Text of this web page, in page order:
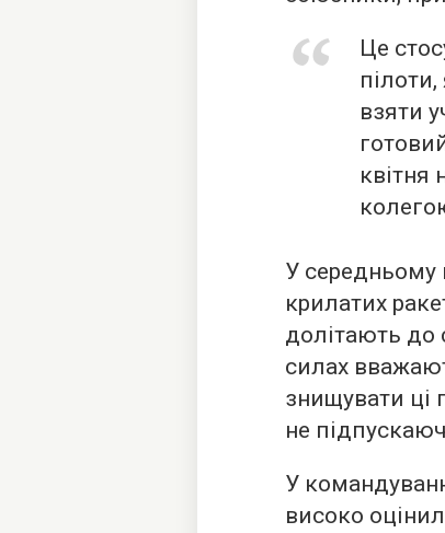
Це
пілоти,
взяти
квітня
У
крилатих
долітають до
силах
знищувати ці
не
У
високо